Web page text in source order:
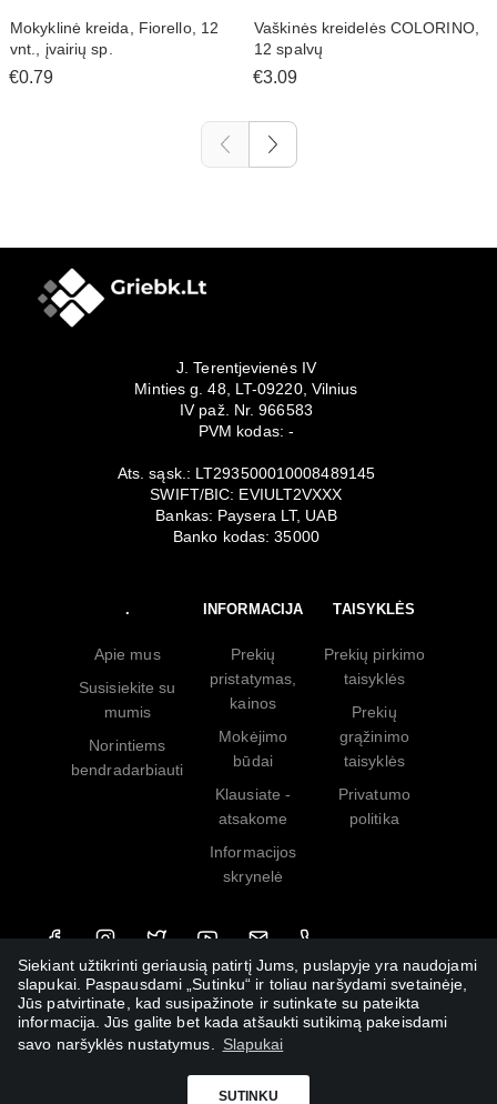
Siekiant užtikrinti geriausią patirtį Jums, puslapyje yra naudojami
slapukai. Paspausdami „Sutinku“ ir toliau naršydami svetainėje,
Jūs patvirtinate, kad susipažinote ir sutinkate su pateikta
informacija. Jūs galite bet kada atšaukti sutikimą pakeisdami
savo naršyklės nustatymus.
Slapukai
SUTINKU
Mokyklinė kreida, Fiorello, 12
vnt., įvairių sp.
€0.79
Vaškinės kreidelės COLORINO,
12 spalvų
€3.09
J. Terentjevienės IV
Minties g. 48, LT-09220, Vilnius
IV paž. Nr. 966583
PVM kodas: -
Ats. sąsk.: LT293500010008489145
SWIFT/BIC: EVIULT2VXXX
Bankas: Paysera LT, UAB
Banko kodas: 35000
.
Apie mus
Susisiekite su
mumis
Norintiems
bendradarbiauti
INFORMACIJA
Prekių
pristatymas,
kainos
Mokėjimo
būdai
Klausiate -
atsakome
Informacijos
skrynelė
TAISYKLĖS
Prekių pirkimo
taisyklės
Prekių
grąžinimo
taisyklės
Privatumo
politika